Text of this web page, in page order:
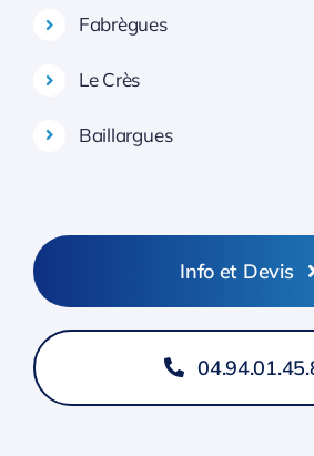
Fabrègues
Le Crès
Baillargues
Info et Devis